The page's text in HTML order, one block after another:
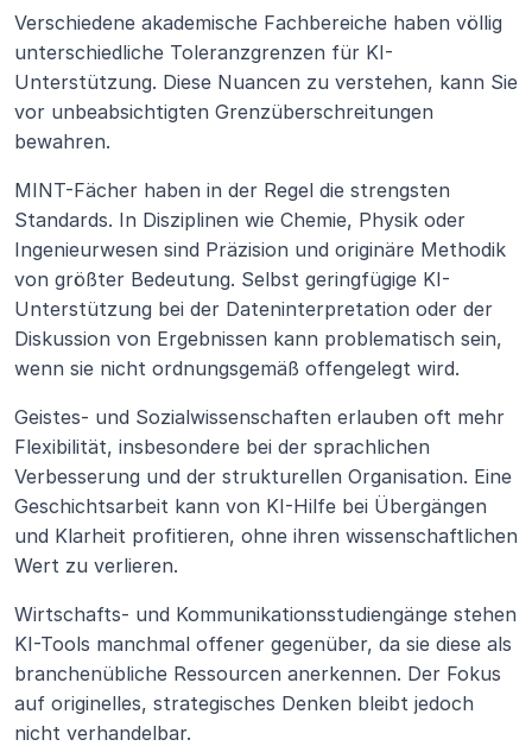
Verschiedene akademische Fachbereiche haben völlig
unterschiedliche Toleranzgrenzen für KI-
Unterstützung. Diese Nuancen zu verstehen, kann Sie
vor unbeabsichtigten Grenzüberschreitungen
bewahren.
MINT-Fächer haben in der Regel die strengsten
Standards. In Disziplinen wie Chemie, Physik oder
Ingenieurwesen sind Präzision und originäre Methodik
von größter Bedeutung. Selbst geringfügige KI-
Unterstützung bei der Dateninterpretation oder der
Diskussion von Ergebnissen kann problematisch sein,
wenn sie nicht ordnungsgemäß offengelegt wird.
Geistes- und Sozialwissenschaften erlauben oft mehr
Flexibilität, insbesondere bei der sprachlichen
Verbesserung und der strukturellen Organisation. Eine
Geschichtsarbeit kann von KI-Hilfe bei Übergängen
und Klarheit profitieren, ohne ihren wissenschaftlichen
Wert zu verlieren.
Wirtschafts- und Kommunikationsstudiengänge stehen
KI-Tools manchmal offener gegenüber, da sie diese als
branchenübliche Ressourcen anerkennen. Der Fokus
auf originelles, strategisches Denken bleibt jedoch
nicht verhandelbar.